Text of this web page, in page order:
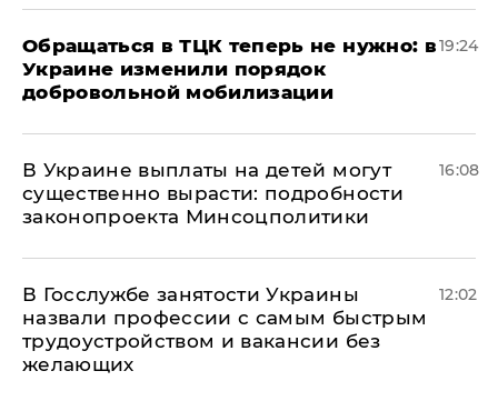
Обращаться в ТЦК теперь не нужно: в
Украине изменили порядок
добровольной мобилизации
19:24
В Украине выплаты на детей могут
существенно вырасти: подробности
законопроекта Минсоцполитики
16:08
В Госслужбе занятости Украины
назвали профессии с самым быстрым
трудоустройством и вакансии без
желающих
12:02